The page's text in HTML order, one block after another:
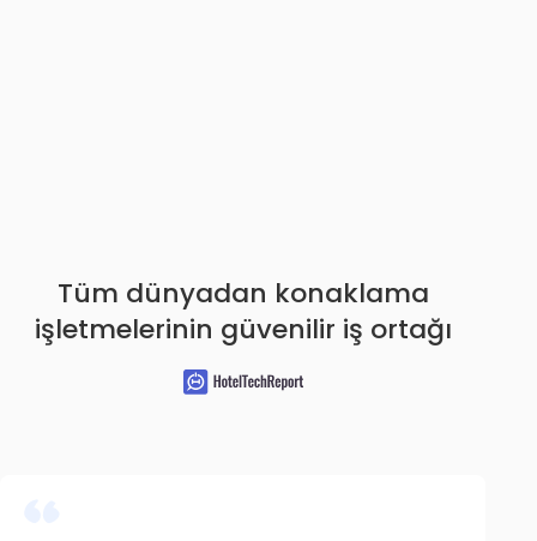
Tüm dünyadan konaklama
işletmelerinin güvenilir iş ortağı